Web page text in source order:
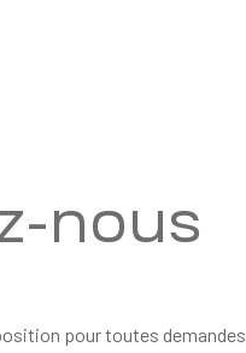
nous
pour toutes demandes